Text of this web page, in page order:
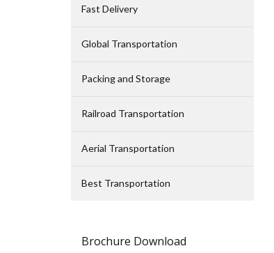
Fast Delivery
Global Transportation
Packing and Storage
Railroad Transportation
Aerial Transportation
Best Transportation
Brochure Download